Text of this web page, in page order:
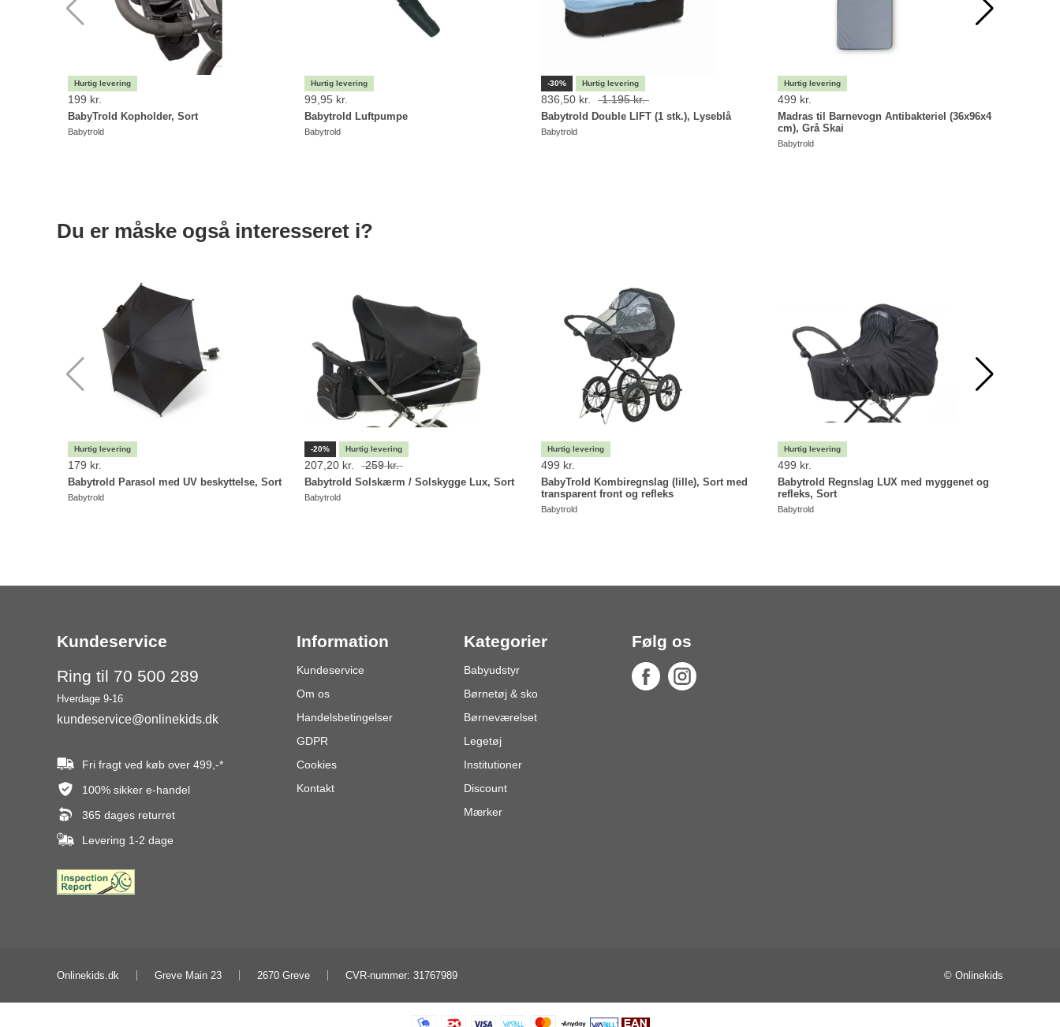
199 kr.
BabyTrold Kopholder, Sort
Babytrold
99,95 kr.
Babytrold Luftpumpe
Babytrold
-30%
836,50 kr. 1.195 kr.
Babytrold Double LIFT (1 stk.), Lyseblå
Babytrold
499 kr.
Madras til Barnevogn Antibakteriel (36x96x4
cm), Grå Skai
Babytrold
Du er måske også interesseret i?
179 kr.
Babytrold Parasol med UV beskyttelse, Sort
Babytrold
-20%
207,20 kr. 259 kr.
Babytrold Solskærm / Solskygge Lux, Sort
Babytrold
499 kr.
BabyTrold Kombiregnslag (lille), Sort med
transparent front og refleks
Babytrold
499 kr.
Babytrold Regnslag LUX med myggenet og
refleks, Sort
Babytrold
Kundeservice
Ring til 70 500 289
Hverdage 9-16
kundeservice@onlinekids.dk
Fri fragt ved køb over 499,-*
100% sikker e-handel
365 dages returret
Levering 1-2 dage
Information
Kundeservice
Om os
Handelsbetingelser
GDPR
Cookies
Kontakt
Kategorier
Babyudstyr
Børnetøj & sko
Børneværelset
Legetøj
Institutioner
Discount
Mærker
Følg os
Onlinekids.dk Greve Main 23 2670 Greve CVR-nummer: 31767989 © Onlinekids